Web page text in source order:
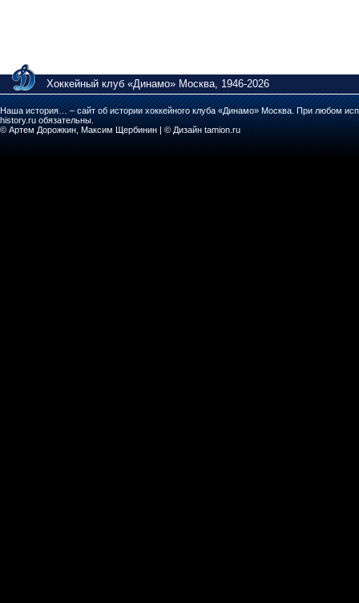
Хоккейный клуб «Динамо» Москва, 1946-2026
Наша история… – сайт об истории хоккейного клуба «Динамо» Москва. При любом
history.ru обязательны.
© Артем Дорожкин, Максим Щербинин | © Дизайн tamion.ru